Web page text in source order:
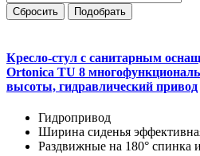
Сбросить Подобрать
Кресло-стул с санитарным
Ortonica TU 8
высоты, гидравлический привод
Гидропривод
Ширина сиденья
Раздвижные на 180° спинка